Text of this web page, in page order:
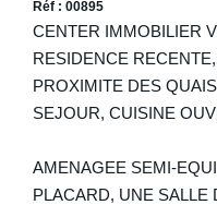
Réf : 00895
CENTER IMMOBILIER
RESIDENCE
PROXIMITE DES
SEJOUR, CUISINE
AMENAGEE SEMI-
PLACARD, UNE SALLE